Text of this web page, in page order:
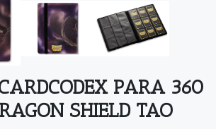
PARA 360
SHIELD TAO